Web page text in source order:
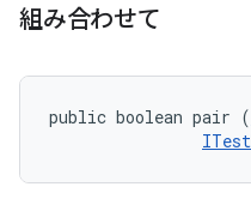
組み合わせて
public boolean pair (